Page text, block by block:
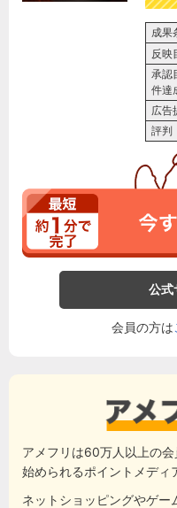
成果
反映
承認
件達
広告
評判
公式
会員の方は
アメフリは60万人以上の
始められるポイントメディ
ネットショッピングやゲー